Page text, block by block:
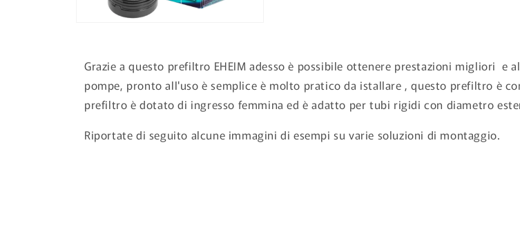
modale
Grazie a questo prefiltro EHEIM adesso è possibile ottenere prestazioni migliori
pompe, pronto all'uso è semplice è molto pratico da istallare , questo prefiltro è
prefiltro è dotato di ingresso femmina ed è adatto per tubi rigidi con diametro
Riportate di seguito alcune immagini di esempi su varie soluzioni di montaggio.